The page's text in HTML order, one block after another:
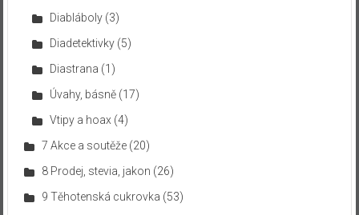
Diabláboly(3)
Diadetektivky(5)
Diastrana (1)
Úvahy, básně(17)
Vtipy a hoax(4)
7 Akce a soutěže(20)
8 Prodej, stevia, jakon (26)
9 Těhotenská cukrovka (53)